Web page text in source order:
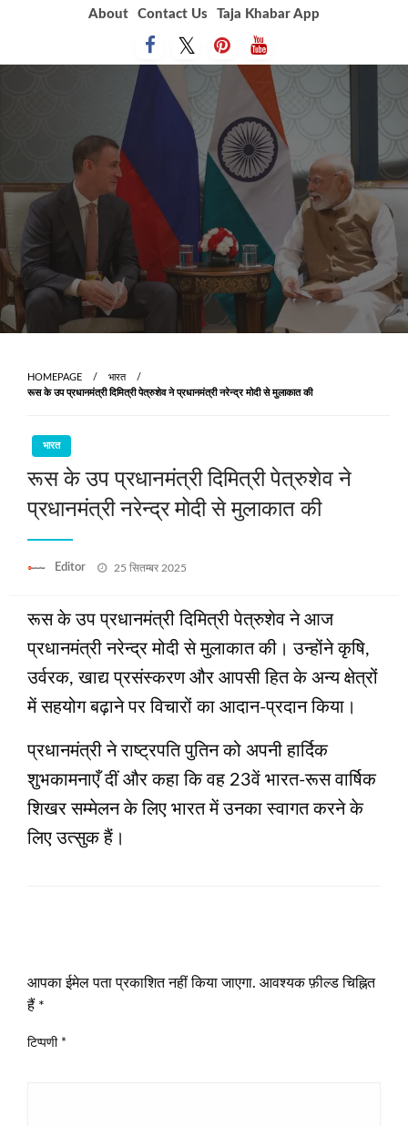
About Contact Us Taja Khabar App
HOMEPAGE
भारत
रूस के उप प्रधानमंत्री दिमित्री पेत्रुशेव ने प्रधानमंत्री नरेन्द्र मोदी से मुलाकात की
भारत
रूस के उप प्रधानमंत्री दिमित्री पेत्रुशेव ने
प्रधानमंत्री नरेन्द्र मोदी से मुलाकात की
Editor
Posted
25 सितम्बर 2025
रूस के उप प्रधानमंत्री दिमित्री पेत्रुशेव ने आज
प्रधानमंत्री नरेन्द्र मोदी से मुलाकात की। उन्होंने कृषि,
उर्वरक, खाद्य प्रसंस्करण और आपसी हित के अन्य क्षेत्रों
में सहयोग बढ़ाने पर विचारों का आदान-प्रदान किया।
प्रधानमंत्री ने राष्ट्रपति पुतिन को अपनी हार्दिक
शुभकामनाएँ दीं और कहा कि वह 23वें भारत-रूस वार्षिक
शिखर सम्मेलन के लिए भारत में उनका स्वागत करने के
लिए उत्सुक हैं।
आपका ईमेल पता प्रकाशित नहीं किया जाएगा. आवश्यक फ़ील्ड चिह्नित
हैं *
टिप्पणी *